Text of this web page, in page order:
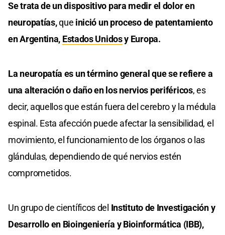
Se trata de un dispositivo para medir el dolor en
neuropatías,que inició un proceso de patentamiento
en Argentina, Estados Unidosy Europa.
La neuropatía es un término general que se refiere a
una alteración o daño en los nervios periféricos, es
decir, aquellos que están fuera del cerebro y la médula
espinal. Esta afección puede afectar la sensibilidad, el
movimiento, el funcionamiento de los órganos o las
glándulas, dependiendo de qué nervios estén
comprometidos.
Un grupo de científicos del Instituto de Investigación y
Desarrollo en Bioingeniería y Bioinformática (IBB),